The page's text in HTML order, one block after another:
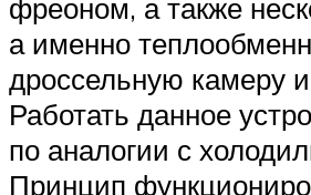
фреоном, а также
а именно
дроссельную камеру
Работать данное
по аналогии с
Принцип